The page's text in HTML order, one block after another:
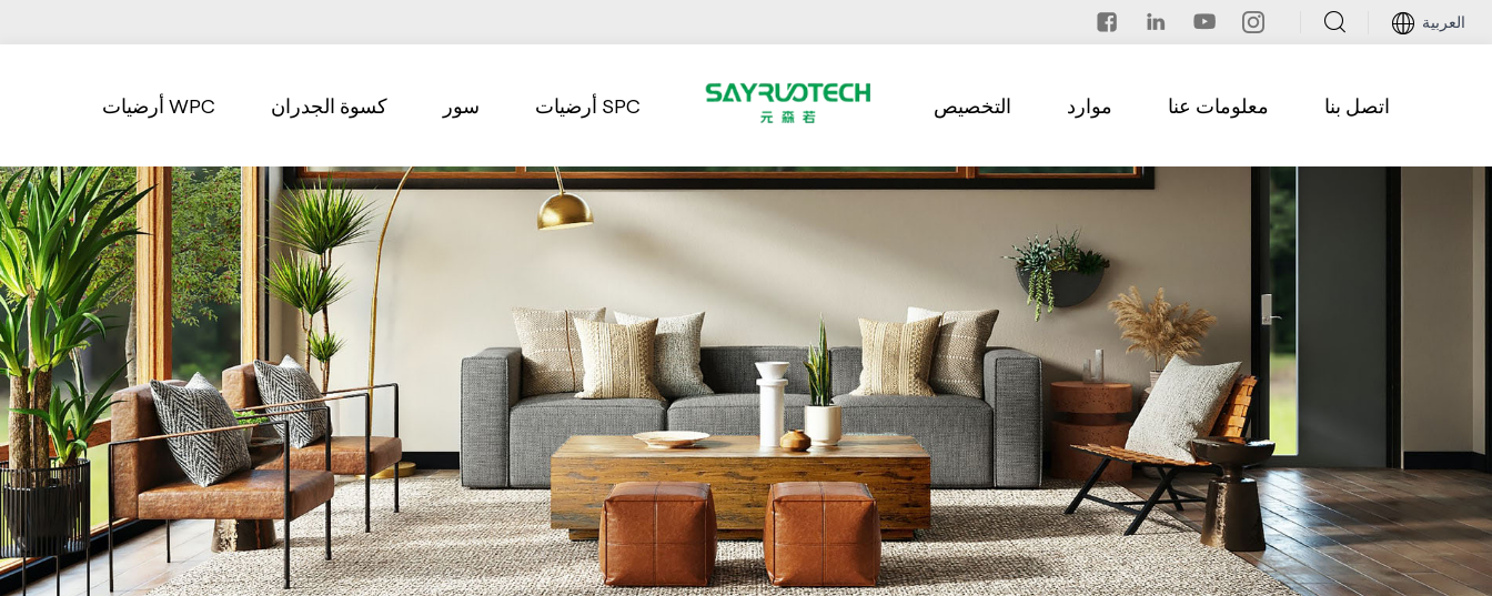
العربية
أرضيات WPC كسوة الجدران سور أرضيات SPC التخصيص موارد معلومات عنا اتصل بنا